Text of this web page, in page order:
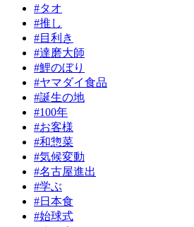
#タオ
#推し
#目利き
#達磨大師
#鯉のぼり
#ヤマダイ食品
#誕生の地
#100年
#お客様
#和惣菜
#気候変動
#名古屋進出
#学ぶ
#日本食
#始球式